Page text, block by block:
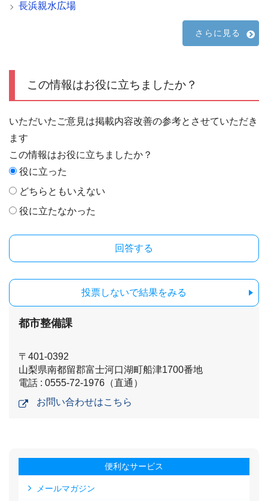
長浜親水広場
さらに見る
この情報はお役に立ちましたか？
いただいたご意見は掲載内容改善の参考とさせていただき
ます
この情報はお役に立ちましたか？
役に立った
どちらともいえない
役に立たなかった
投票しないで結果をみる
都市整備課
〒401-0392
山梨県南都留郡富士河口湖町船津1700番地
電話 : 0555-72-1976（直通）
お問い合わせはこちら
便利なサービス
メールマガジン